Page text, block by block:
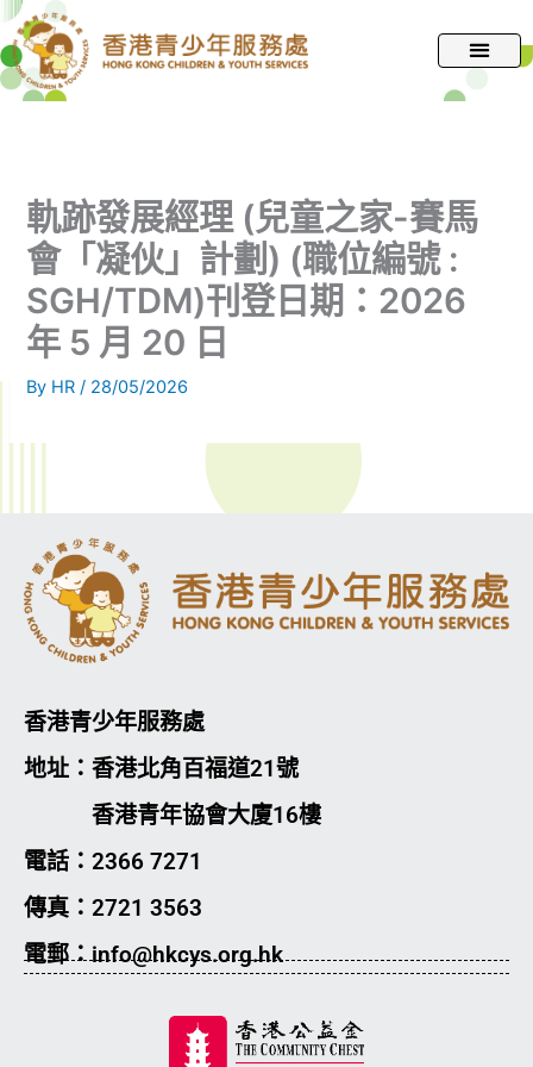
跳
至
主
軌跡發展經理 (兒童之家-賽馬
會「凝伙」計劃) (職位編號 :
SGH/TDM)刊登日期：2026
年 5 月 20 日
By HR/ 28/05/2026
香港青少年服務處
地址：香港北角百福道21號
香港青年協會大廈16樓
電話：2366 7271
傳真：2721 3563
電郵：info@hkcys.org.hk